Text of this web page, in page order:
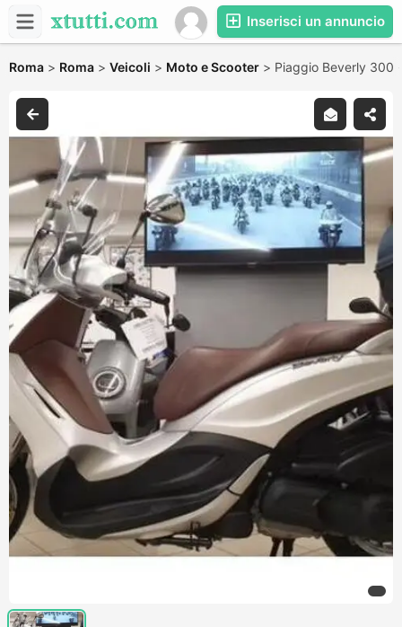
Inserisci un annuncio
Roma > Roma > Veicoli > Moto e Scooter > Piaggio Beverly 300